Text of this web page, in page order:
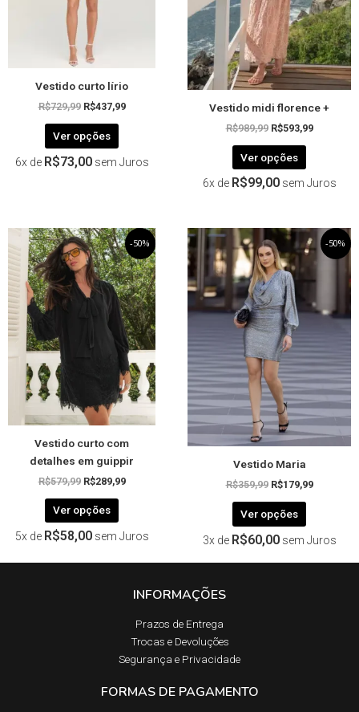
Vestido curto lírio
R$729,99 R$437,99
Ver opções
página
do
produto
6x de R$73,00 sem Juros
Vestido midi florence +
R$989,99 R$593,99
Ver opções
ser
escolhidas
na
página
do
produto
6x de R$99,00 sem Juros
-50%
Vestido curto com
detalhes em guippir
R$579,99
O
preço
original
era:
R$579,99.
R$289,99
O
preço
atual
é:
R$289,99.
Ver opções
Este
produto
tem
várias
variantes.
As
opções
podem
ser
escolhidas
na
página
do
produto
5x de R$58,00 sem Juros
-50%
Vestido Maria
R$359,99
O
preço
original
era:
R$359,99.
R$179,99
preço
atual
R$179,99.
Ver opções
Este
produto
variantes.
opções
podem
ser
escolhidas
na
página
do
3x de R$60,00 sem Juros
INFORMAÇÕES
Prazos de Entrega​
Trocas e Devoluções​
Segurança e Privacidade
FORMAS DE PAGAMENTO